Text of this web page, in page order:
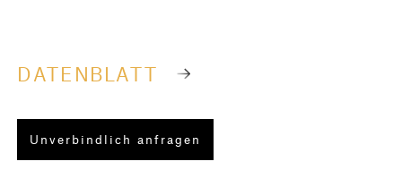
DATENBLATT
Unverbindlich anfragen